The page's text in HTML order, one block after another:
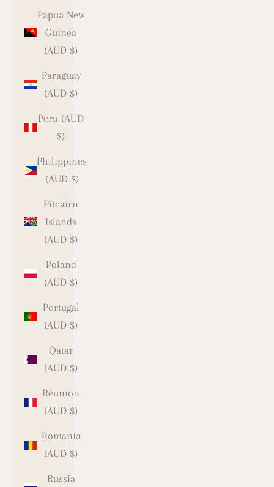
Papua New
Guinea
(AUD $)
Paraguay
(AUD $)
Peru (AUD
$)
Philippines
(AUD $)
Pitcairn
Islands
(AUD $)
Poland
(AUD $)
Portugal
(AUD $)
Qatar
(AUD $)
Réunion
(AUD $)
Romania
(AUD $)
Russia